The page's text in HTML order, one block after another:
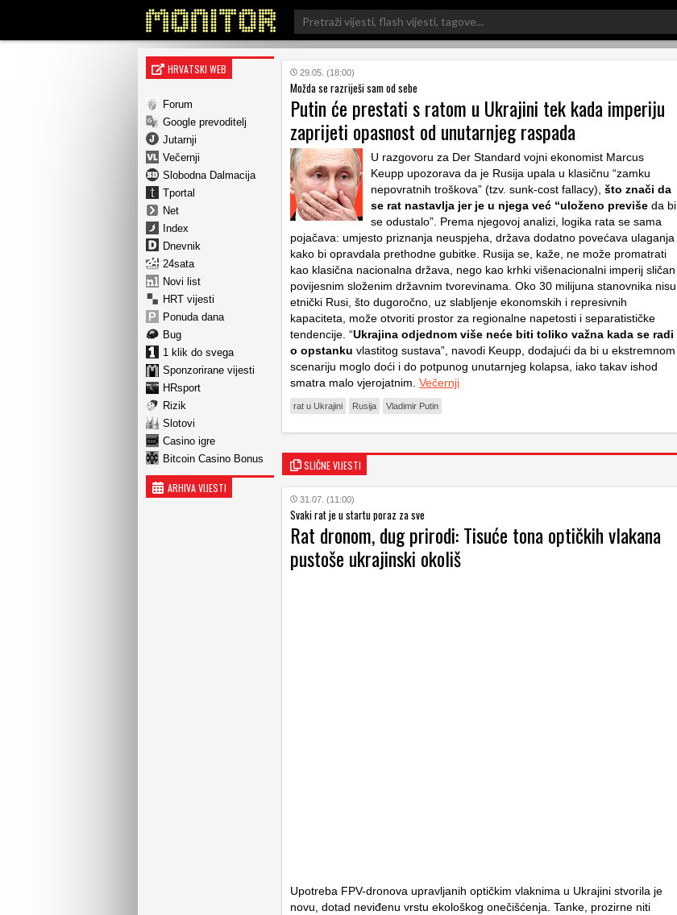
Search
for:
HRVATSKI WEB
Forum
Google prevoditelj
Jutarnji
Večernji
Slobodna Dalmacija
Tportal
Net
Index
Dnevnik
24sata
Novi list
HRT vijesti
Ponuda dana
Bug
1 klik do svega
Sponzorirane vijesti
HRsport
Rizik
Slotovi
Casino igre
Bitcoin Casino Bonus
ARHIVA VIJESTI
29.05. (18:00)
Možda se razriješi sam od sebe
Putin će prestati s ratom u Ukrajini tek kada imperiju
zaprijeti opasnost od unutarnjeg raspada
U razgovoru za Der Standard vojni ekonomist Marcus
Keupp upozorava da je Rusija upala u klasičnu “zamku
nepovratnih troškova” (tzv. sunk-cost fallacy), što znači da
se rat nastavlja jer je u njega već “uloženo previše da bi
se odustalo”. Prema njegovoj analizi, logika rata se sama
pojačava: umjesto priznanja neuspjeha, država dodatno povećava ulaganja
kako bi opravdala prethodne gubitke. Rusija se, kaže, ne može promatrati
kao klasična nacionalna država, nego kao krhki višenacionalni imperij sličan
povijesnim složenim državnim tvorevinama. Oko 30 milijuna stanovnika nisu
etnički Rusi, što dugoročno, uz slabljenje ekonomskih i represivnih
kapaciteta, može otvoriti prostor za regionalne napetosti i separatističke
tendencije. “Ukrajina odjednom više neće biti toliko važna kada se radi
o opstanku vlastitog sustava”, navodi Keupp, dodajući da bi u ekstremnom
scenariju moglo doći i do potpunog unutarnjeg kolapsa, iako takav ishod
smatra malo vjerojatnim. Večernji
rat u Ukrajini Rusija Vladimir Putin
SLIČNE VIJESTI
31.07. (11:00)
Svaki rat je u startu poraz za sve
Rat dronom, dug prirodi: Tisuće tona optičkih vlakana
pustoše ukrajinski okoliš
Upotreba FPV-dronova upravljanih optičkim vlaknima u Ukrajini stvorila je
novu, dotad neviđenu vrstu ekološkog onečišćenja. Tanke, prozirne niti